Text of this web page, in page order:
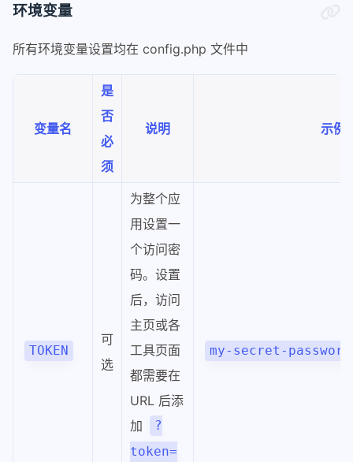
环境变量
所有环境变量设置均在 config.php 文件中
变量名
是
否
必
须
说明 示例
TOKEN
可
选
为整个应
用设置一
个访问密
码。设置
后，访问
主页或各
工具页面
都需要在
URL 后添
加
?
token=
my-secret-